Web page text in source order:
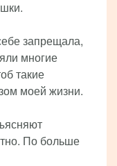
запрещала,
многие
такие
моей жизни.
По больше